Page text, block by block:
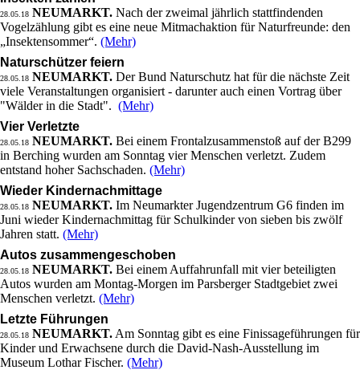
28.05.18 NEUMARKT. Nach der zweimal jährlich stattfindenden
Vogelzählung gibt es eine neue Mitmachaktion für Naturfreunde: den
„Insektensommer“. (Mehr)
Naturschützer feiern
28.05.18 NEUMARKT. Der Bund Naturschutz hat für die nächste Zeit
viele Veranstaltungen organisiert - darunter auch einen Vortrag über
"Wälder in die Stadt". (Mehr)
Vier Verletzte
28.05.18 NEUMARKT. Bei einem Frontalzusammenstoß auf der B299
in Berching wurden am Sonntag vier Menschen verletzt. Zudem
entstand hoher Sachschaden. (Mehr)
Wieder Kindernachmittage
28.05.18 NEUMARKT. Im Neumarkter Jugendzentrum G6 finden im
Juni wieder Kindernachmittag für Schulkinder von sieben bis zwölf
Jahren statt. (Mehr)
Autos zusammengeschoben
28.05.18 NEUMARKT. Bei einem Auffahrunfall mit vier beteiligten
Autos wurden am Montag-Morgen im Parsberger Stadtgebiet zwei
Menschen verletzt. (Mehr)
Letzte Führungen
28.05.18 NEUMARKT. Am Sonntag gibt es eine Finissageführungen für
Kinder und Erwachsene durch die David-Nash-Ausstellung im
Museum Lothar Fischer. (Mehr)